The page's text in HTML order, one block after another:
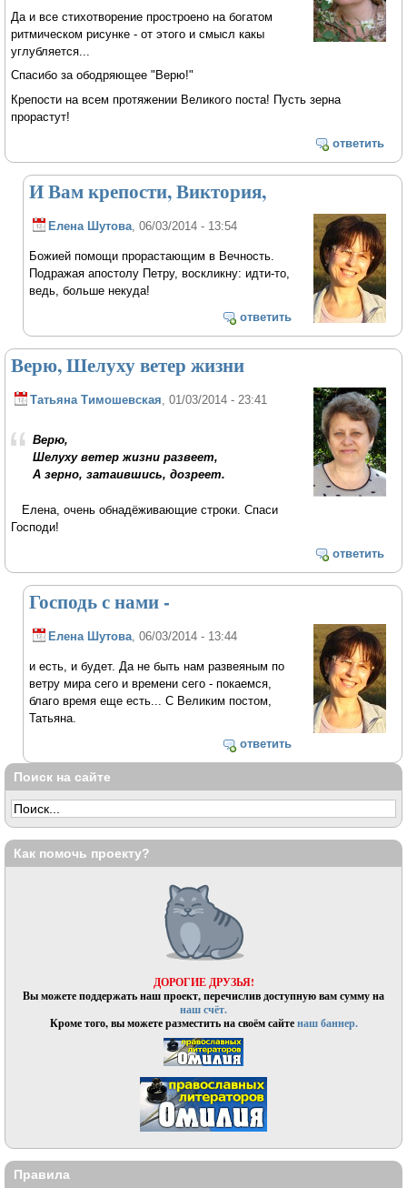
Да и все стихотворение простроено на богатом
ритмическом рисунке - от этого и смысл какы
углубляется...
Спасибо за ободряющее "Верю!"
Крепости на всем протяжении Великого поста! Пусть зерна
прорастут!
ответить
И Вам крепости, Виктория,
Елена Шутова, 06/03/2014 - 13:54
Божией помощи прорастающим в Вечность.
Подражая апостолу Петру, воскликну: идти-то,
ведь, больше некуда!
ответить
Верю, Шелуху ветер жизни
Татьяна Тимошевская , 01/03/2014 - 23:41
Верю,
Шелуху ветер жизни развеет,
А зерно, затаившись, дозреет.
Елена, очень обнадёживающие строки. Спаси
Господи!
ответить
Господь с нами -
Елена Шутова , 06/03/2014 - 13:44
и есть, и будет. Да не быть нам развеяным по
ветру мира сего и времени сего - покаемся,
благо время еще есть... С Великим постом,
Татьяна.
ответить
Поиск на сайте
Как помочь проекту?
ДОРОГИЕ ДРУЗЬЯ!
Вы можете поддержать наш проект, перечислив доступную вам сумму на
наш счёт.
Кроме того, вы можете разместить на своём сайтенаш баннер.
Правила